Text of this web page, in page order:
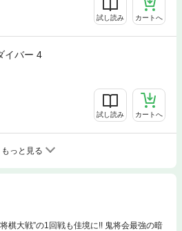
試し読み カートへ
イバー 4
試し読み カートへ
もっと見る
棋大戦”の1回戦も佳境に!! 鬼将会最強の暗